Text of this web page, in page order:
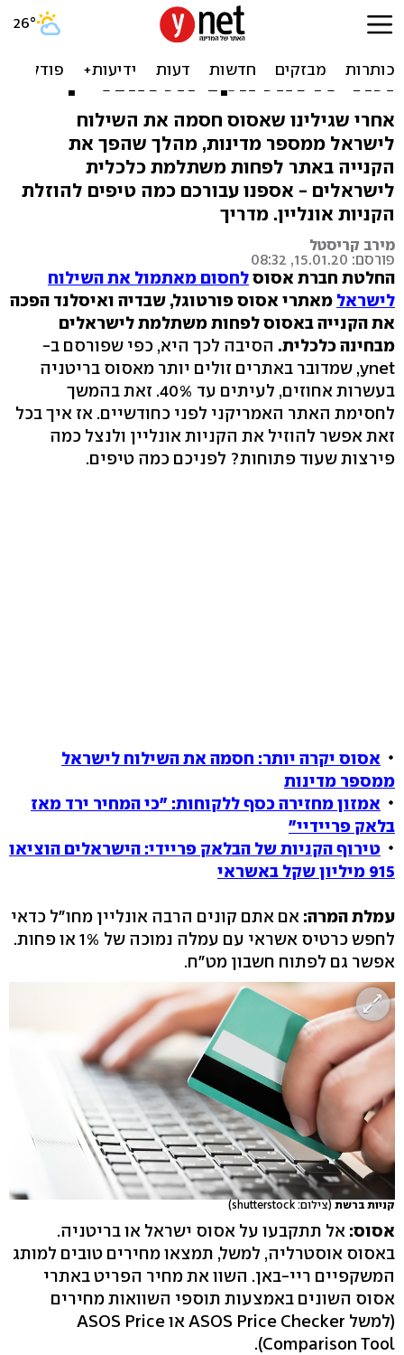
קופונים, כלים להשוואות
מחירים והמרת מטבע: כך
תוזילו את הקניות אונליין
אחרי שגילינו שאסוס חסמה את השילוח
לישראל ממספר מדינות, מהלך שהפך את
הקנייה באתר לפחות משתלמת כלכלית
לישראלים - אספנו עבורכם כמה טיפים להוזלת
הקניות אונליין. מדריך
מירב קריסטל
פורסם: 15.01.20, 08:32
החלטת חברת אסוסלחסום מאתמול את השילוח
לישראל מאתרי אסוס פורטוגל, שבדיה ואיסלנד הפכה
את הקנייה באסוס לפחות משתלמת לישראלים
מבחינה כלכלית. הסיבה לכך היא, כפי שפורסם ב-
ynet, שמדובר באתרים זולים יותר מאסוס בריטניה
בעשרות אחוזים, לעיתים עד 40%. זאת בהמשך
לחסימת האתר האמריקני לפני כחודשיים. אז איך בכל
זאת אפשר להוזיל את הקניות אונליין ולנצל כמה
פירצות שעוד פתוחות? לפניכם כמה טיפים.
אסוס יקרה יותר: חסמה את השילוח לישראל
ממספר מדינות
אמזון מחזירה כסף ללקוחות: "כי המחיר ירד מאז
בלאק פריידיי"
טירוף הקניות של הבלאק פריידי: הישראלים הוציאו
915 מיליון שקל באשראי
עמלת המרה: אם אתם קונים הרבה אונליין מחו"ל כדאי
לחפש כרטיס אשראי עם עמלה נמוכה של 1% או פחות.
אפשר גם לפתוח חשבון מט"ח.
קניות ברשת (צילום: shutterstock)
אסוס: אל תתקבעו על אסוס ישראל או בריטניה.
באסוס אוסטרליה, למשל, תמצאו מחירים טובים למותג
המשקפיים ריי-באן. השוו את מחיר הפריט באתרי
אסוס השונים באמצעות תוספי השוואות מחירים
(למשל ASOS Price Checker או ASOS Price
Comparison Tool).